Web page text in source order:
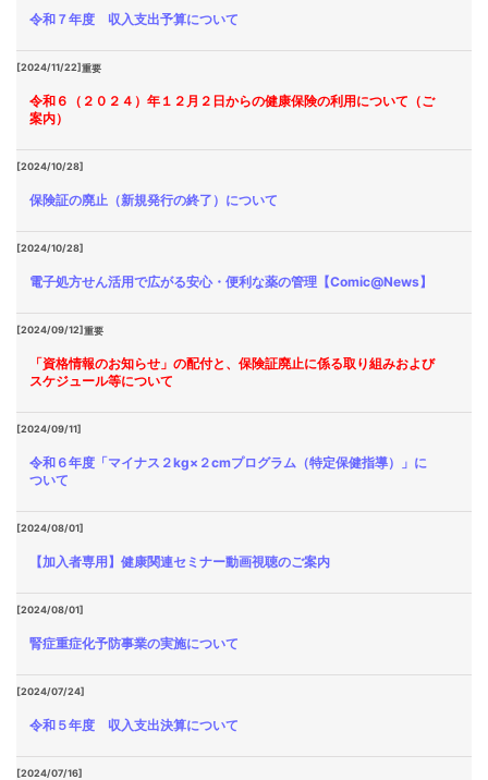
令和７年度 収入支出予算について
[2024/11/22]重要
令和６（２０２４）年１２月２日からの健康保険の利用について（ご
案内）
[2024/10/28]
保険証の廃止（新規発行の終了）について
[2024/10/28]
電子処方せん活用で広がる安心・便利な薬の管理【Comic@News】
[2024/09/12]重要
「資格情報のお知らせ」の配付と、保険証廃止に係る取り組みおよび
スケジュール等について
[2024/09/11]
令和６年度「マイナス２kg×２cmプログラム（特定保健指導）」に
ついて
[2024/08/01]
【加入者専用】健康関連セミナー動画視聴のご案内
[2024/08/01]
腎症重症化予防事業の実施について
[2024/07/24]
令和５年度 収入支出決算について
[2024/07/16]